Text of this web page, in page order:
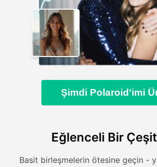
Şimdi Polaroid'imi
Eğlenceli Bir
Basit birleşmelerin ötesine geçin -